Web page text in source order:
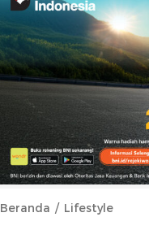
Beranda Lifestyle